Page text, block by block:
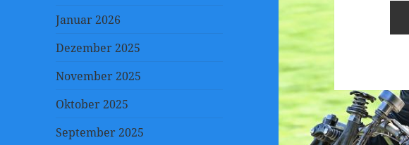
Januar 2026
Dezember 2025
November 2025
Oktober 2025
September 2025